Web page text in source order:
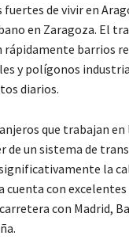
fuertes de vivir en
en Zaragoza. El
barrios
y polígonos
diarios.
que trabajan
de un sistema de
la
cuenta con
con Madrid,